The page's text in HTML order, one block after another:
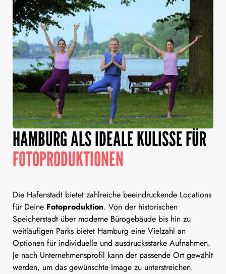
HAMBURG ALS IDEALE KULISSE FÜR
FOTOPRODUKTIONEN
Die Hafenstadt bietet zahlreiche beeindruckende Locations
für Deine Fotoproduktion. Von der historischen
Speicherstadt über moderne Bürogebäude bis hin zu
weitläufigen Parks bietet Hamburg eine Vielzahl an
Optionen für individuelle und ausdrucksstarke Aufnahmen.
Je nach Unternehmensprofil kann der passende Ort gewählt
werden, um das gewünschte Image zu unterstreichen.